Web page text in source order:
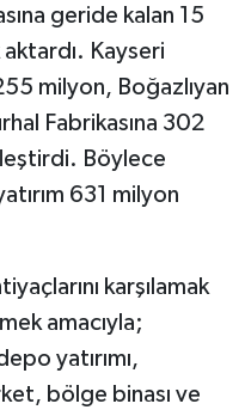
geride kalan 15
Kayseri
milyon, Boğazlıyan
Fabrikasına 302
Böylece
631 milyon
karşılamak
amacıyla;
yatırımı,
bölge binası ve